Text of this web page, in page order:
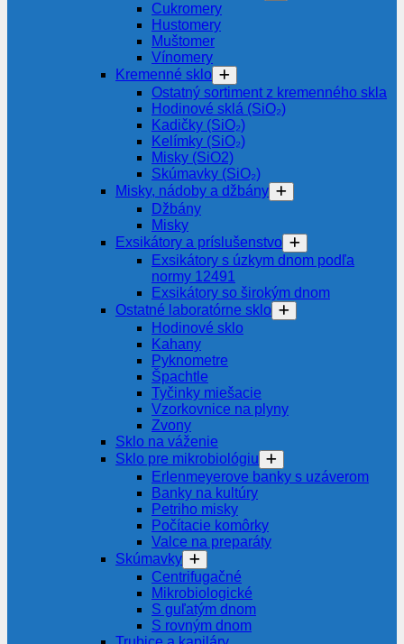
Cukromery
Hustomery
Muštomer
Vínomery
Kremenné sklo
Ostatný sortiment z kremenného skla
Hodinové sklá (SiO₂)
Kadičky (SiO₂)
Kelímky (SiO₂)
Misky (SiO2)
Skúmavky (SiO₂)
Misky, nádoby a džbány
Džbány
Misky
Exsikátory a príslušenstvo
Exsikátory s úzkym dnom podľa
normy 12491
Exsikátory so širokým dnom
Ostatné laboratórne sklo
Hodinové sklo
Kahany
Pyknometre
Špachtle
Tyčinky miešacie
Vzorkovnice na plyny
Zvony
Sklo na váženie
Sklo pre mikrobiológiu
Erlenmeyerove banky s uzáverom
Banky na kultúry
Petriho misky
Počítacie komôrky
Valce na preparáty
Skúmavky
Centrifugačné
Mikrobiologické
S guľatým dnom
S rovným dnom